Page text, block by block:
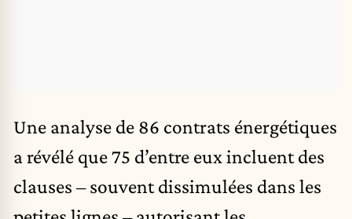
Une analyse de 86 contrats énergétiques
a révélé que 75 d’entre eux incluent des
clauses – souvent dissimulées dans les